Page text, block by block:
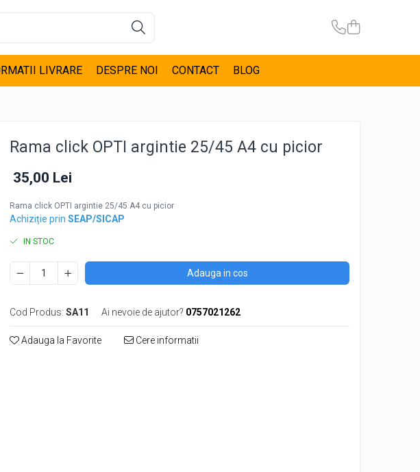
LIVRARE DESPRE NOI CONTACT BLOG
Rama click OPTI argintie 25/45 A4 cu picior
35,00 Lei
Rama click OPTI argintie 25/45 A4 cu picior
Achiziție prinSEAP/SICAP
IN STOC
Adauga in cos
Cod Produs: SA11 Ai nevoie de ajutor? 0757021262
Adauga la Favorite Cere informatii